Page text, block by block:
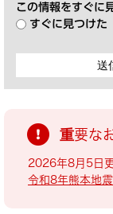
この情報をすぐに
すぐに見つけた
重要な
2026年8月5日
令和8年熊本地